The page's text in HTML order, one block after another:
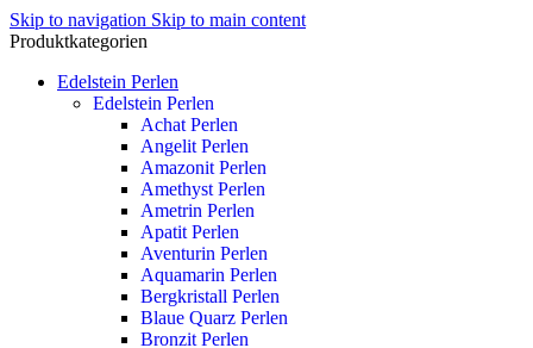
Skip to navigation Skip to main content
Produktkategorien
Edelstein Perlen
Edelstein Perlen
Achat Perlen
Angelit Perlen
Amazonit Perlen
Amethyst Perlen
Ametrin Perlen
Apatit Perlen
Aventurin Perlen
Aquamarin Perlen
Bergkristall Perlen
Blaue Quarz Perlen
Bronzit Perlen